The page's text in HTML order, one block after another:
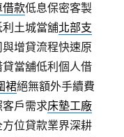
借款低息保密客製
土城當舖北部支
增貸流程快速原
貸當舖低利個人借
裙絕無額外手續費
戶需求床墊工廠
位貸款業界深耕